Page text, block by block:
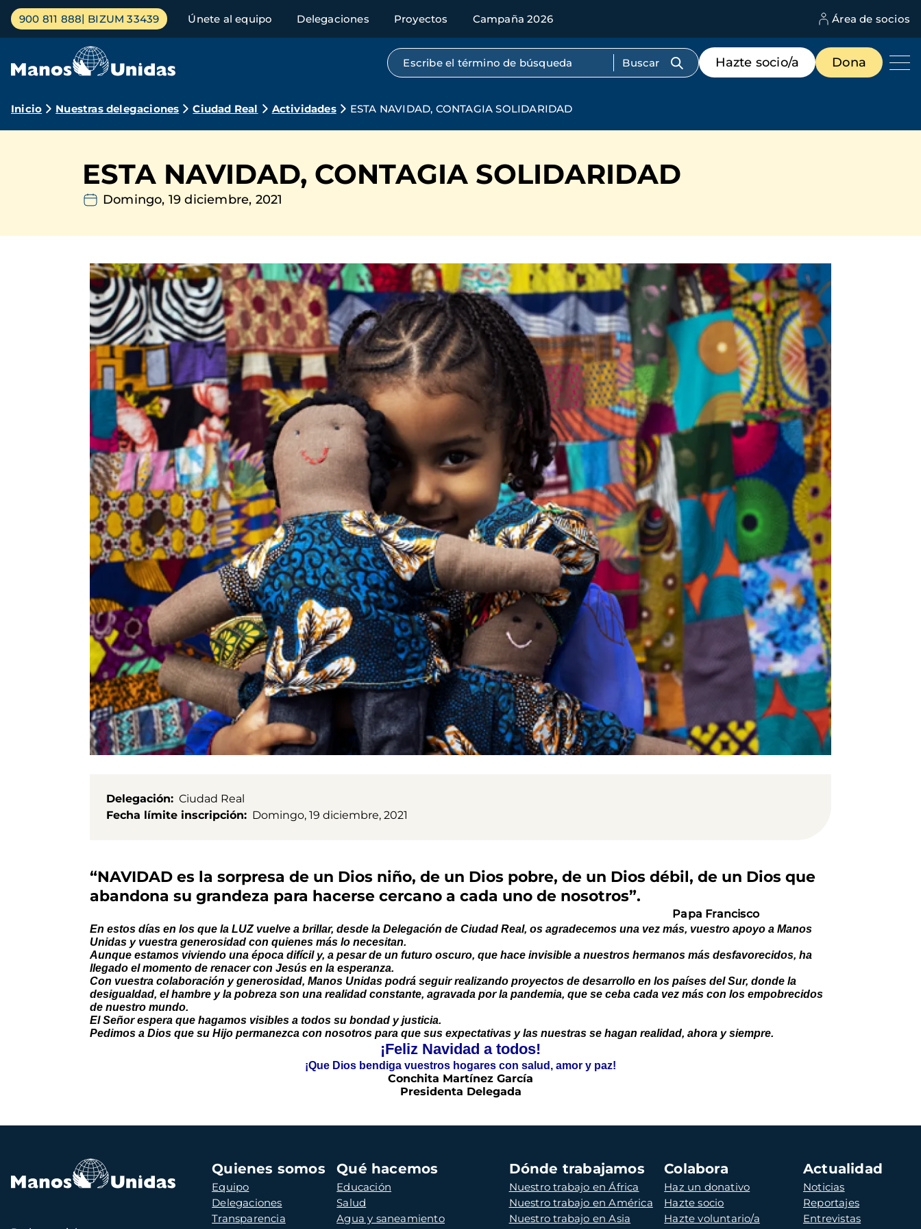
Pasar
contenido
Menú
principal
900 811 888 BIZUM 33439 Únete al equipo Delegaciones Proyectos Campaña 2026 Área de socios
Búsqueda por texto completo
Menú
de
destacados
Hazte socio/a Dona
Ruta
navegación
Inicio Nuestras delegaciones Ciudad Real Actividades ESTA NAVIDAD, CONTAGIA SOLIDARIDAD
ESTA NAVIDAD, CONTAGIA SOLIDARIDAD
Domingo, 19 diciembre, 2021
Delegación
Ciudad Real
Fecha límite inscripción
Domingo, 19 diciembre, 2021
“NAVIDAD es la sorpresa de un Dios niño, de un Dios pobre, de un Dios débil, de un Dios que
abandona su grandeza para hacerse cercano a cada uno de nosotros”.
Papa Francisco
En estos días en los que la LUZ vuelve a brillar, desde la Delegación de Ciudad Real, os agradecemos una vez más, vuestro apoyo a Manos
Unidas y vuestra generosidad con quienes más lo necesitan.
Aunque estamos viviendo una época difícil y, a pesar de un futuro oscuro, que hace invisible a nuestros hermanos más desfavorecidos, ha
llegado el momento de renacer con Jesús en la esperanza.
Con vuestra colaboración y generosidad, Manos Unidas podrá seguir realizando proyectos de desarrollo en los países del Sur, donde la
desigualdad, el hambre y la pobreza son una realidad constante, agravada por la pandemia, que se ceba cada vez más con los empobrecidos
de nuestro mundo.
El Señor espera que hagamos visibles a todos su bondad y justicia.
Pedimos a Dios que su Hijo permanezca con nosotros para que sus expectativas y las nuestras se hagan realidad, ahora y siempre.
¡Feliz Navidad a todos!
¡Que Dios bendiga vuestros hogares con salud, amor y paz!
Conchita Martínez García
Presidenta Delegada
Navegación
principal
Quienes somos
Equipo
Delegaciones
Transparencia
Qué hacemos
Educación
Salud
Agua y saneamiento
Dónde trabajamos
Nuestro trabajo en África
Nuestro trabajo en América
Nuestro trabajo en Asia
Colabora
Haz un donativo
Hazte socio
Hazte voluntario/a
Actualidad
Noticias
Reportajes
Entrevistas